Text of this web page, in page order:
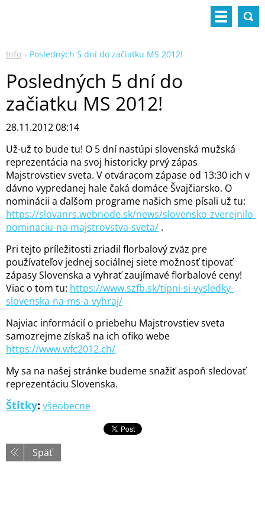
Info Posledných 5 dní do začiatku MS 2012!
Posledných 5 dní do
začiatku MS 2012!
28.11.2012 08:14
Už-už to bude tu! O 5 dní nastúpi slovenská mužská
reprezentácia na svoj historicky prvý zápas
Majstrovstiev sveta. V otváracom zápase od 13:30 ich v
dávno vypredanej hale čaká domáce Švajčiarsko. O
nominácii a ďalšom programe našich sme písali už tu:
https://slovanrs.webnode.sk/news/slovensko-zverejnilo-
nominaciu-na-majstrovstva-sveta/ .
Pri tejto príležitosti zriadil florbalový zväz pre
používateľov jednej sociálnej siete možnosť tipovať
zápasy Slovenska a vyhrať zaujímavé florbalové ceny!
Viac o tom tu: https://www.szfb.sk/tipni-si-vysledky-
slovenska-na-ms-a-vyhraj/
Najviac informácií o priebehu Majstrovstiev sveta
samozrejme získaš na ich ofiko webe
https://www.wfc2012.ch/
My sa na našej stránke budeme snažiť aspoň sledovať
reprezentáciu Slovenska.
Štítky: všeobecne
Späť